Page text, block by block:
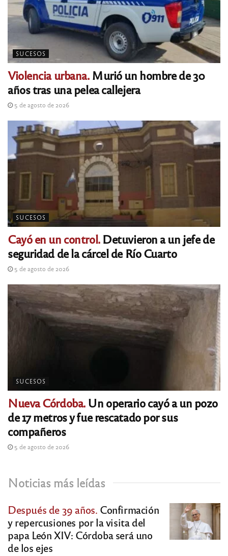
SUCESOS
Violencia urbana.Murió un hombre de 30
años tras una pelea callejera
5 de agosto de 2026
SUCESOS
Cayó en un control.Detuvieron a un jefe de
seguridad de la cárcel de Río Cuarto
5 de agosto de 2026
SUCESOS
Nueva Córdoba.Un operario cayó a un pozo
de 17 metros y fue rescatado por sus
compañeros
5 de agosto de 2026
Noticias más leídas
Después de 39 años. Confirmación
y repercusiones por la visita del
papa León XIV: Córdoba será uno
de los ejes